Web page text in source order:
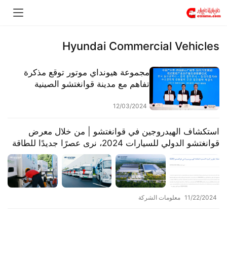
Hyundai Commercial Vehicles
مجموعة هيونداي موتور توقع مذكرة
تفاهم مع مدينة قوانغتشو الصينية
صناعة الهيدروجين.
12/03/2024
استكشاف الهيدروجين في قوانغتشو | من خلال معرض
قوانغتشو الدولي للسيارات 2024، نرى عصرًا جديدًا للطاقة
11/22/2024 معلومات الشركة